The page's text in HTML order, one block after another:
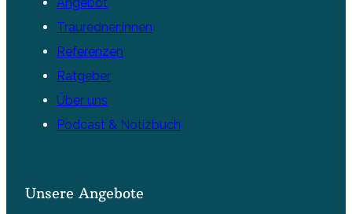
Angebot
Trauredner:innen
Referenzen
Ratgeber
Über uns
Podcast & Notizbuch
Unsere Angebote